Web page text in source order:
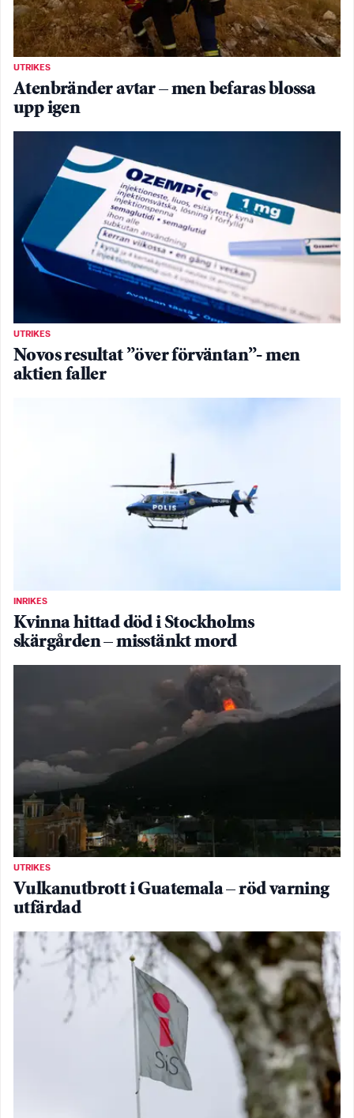
UTRIKES
Atenbränder avtar – men befaras blossa
upp igen
UTRIKES
Novos resultat ”över förväntan”- men
aktien faller
INRIKES
Kvinna hittad död i Stockholms
skärgården – misstänkt mord
UTRIKES
Vulkanutbrott i Guatemala – röd varning
utfärdad